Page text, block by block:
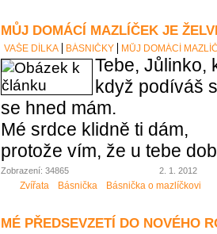
MŮJ DOMÁCÍ MAZLÍČEK JE
VAŠE DÍLKA BÁSNIČKY MŮJ DOMÁCÍ
Tebe, Jůlinko,
když podíváš
se hned mám.
Mé srdce klidně ti dám,
protože vím, že u tebe
Zobrazení: 34865 2. 1. 2012
Zvířata Básnička Básnička o mazlíčkovi
MÉ PŘEDSEVZETÍ DO NOVÉHO